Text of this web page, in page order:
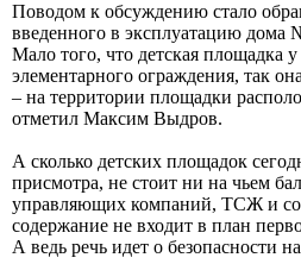
Поводом к обсуждению стало
введенного в эксплуатацию дома
Мало того, что детская площадка
элементарного ограждения, так
– на территории площадки
отметил Максим Выдров.
А сколько детских площадок
присмотра, не стоит ни на чьем
управляющих компаний, ТСЖ и
содержание не входит в план
А ведь речь идет о безопасности